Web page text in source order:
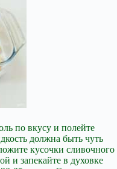
по вкусу и полейте
должна быть чуть
кусочки сливочного
и запекайте в духовке